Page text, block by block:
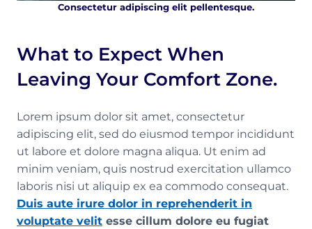
Consectetur adipiscing elit pellentesque.
What to Expect When
Leaving Your Comfort Zone.
Lorem ipsum dolor sit amet, consectetur
adipiscing elit, sed do eiusmod tempor incididunt
ut labore et dolore magna aliqua. Ut enim ad
minim veniam, quis nostrud exercitation ullamco
laboris nisi ut aliquip ex ea commodo consequat.
Duis aute irure dolor in reprehenderit in
voluptate velit esse cillum dolore eu fugiat